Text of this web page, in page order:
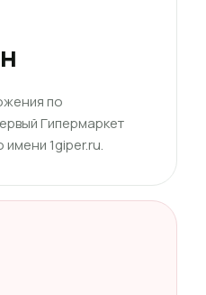
по
Гипермаркет
1giper.ru.